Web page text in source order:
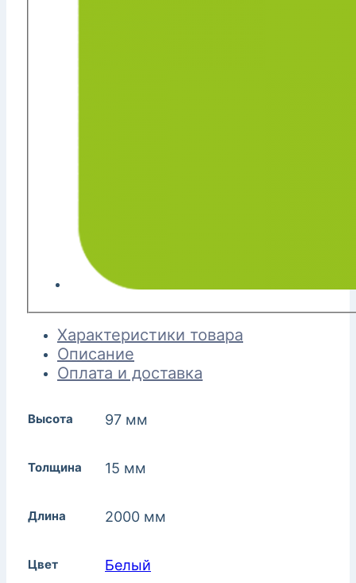
Характеристики товара
Описание
Оплата и доставка
Высота 97 мм
Толщина 15 мм
Длина 2000 мм
Цвет Белый